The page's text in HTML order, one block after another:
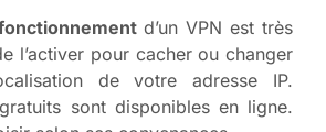
d’un VPN est très
l’activer pour cacher ou changer
de votre adresse IP.
sont disponibles en ligne.